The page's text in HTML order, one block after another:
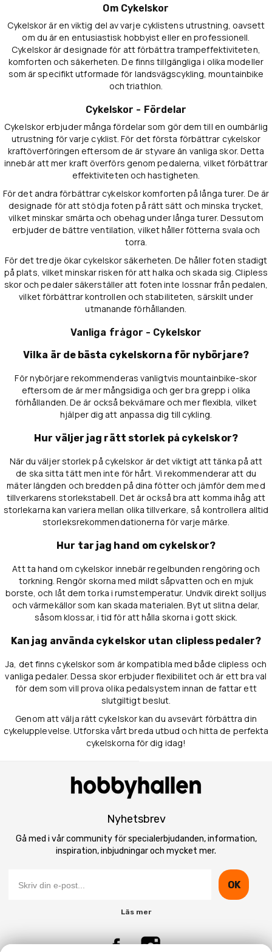
Om Cykelskor
Cykelskor är en viktig del av varje cyklistens utrustning, oavsett
om du är en entusiastisk hobbyist eller en professionell.
Cykelskor är designade för att förbättra trampeffektiviteten,
komforten och säkerheten. De finns tillgängliga i olika modeller
som är specifikt utformade för landsvägscykling, mountainbike
och triathlon.
Cykelskor - Fördelar
Cykelskor erbjuder många fördelar som gör dem till en oumbärlig
utrustning för varje cyklist. För det första förbättrar cykelskor
kraftöverföringen eftersom de är styvare än vanliga skor. Detta
innebär att mer kraft överförs genom pedalerna, vilket förbättrar
effektiviteten och hastigheten.
För det andra förbättrar cykelskor komforten på långa turer. De är
designade för att stödja foten på rätt sätt och minska trycket,
vilket minskar smärta och obehag under långa turer. Dessutom
erbjuder de bättre ventilation, vilket håller fötterna svala och
torra.
För det tredje ökar cykelskor säkerheten. De håller foten stadigt
på plats, vilket minskar risken för att halka och skada sig. Clipless
skor och pedaler säkerställer att foten inte lossnar från pedalen,
vilket förbättrar kontrollen och stabiliteten, särskilt under
utmanande förhållanden.
Vanliga frågor - Cykelskor
Vilka är de bästa cykelskorna för nybörjare?
För nybörjare rekommenderas vanligtvis mountainbike-skor
eftersom de är mer mångsidiga och ger bra grepp i olika
förhållanden. De är också bekvämare och mer flexibla, vilket
hjälper dig att anpassa dig till cykling.
Hur väljer jag rätt storlek på cykelskor?
När du väljer storlek på cykelskor är det viktigt att tänka på att
de ska sitta tätt men inte för hårt. Vi rekommenderar att du
mäter längden och bredden på dina fötter och jämför dem med
tillverkarens storlekstabell. Det är också bra att komma ihåg att
storlekarna kan variera mellan olika tillverkare, så kontrollera alltid
storleksrekommendationerna för varje märke.
Hur tar jag hand om cykelskor?
Att ta hand om cykelskor innebär regelbunden rengöring och
torkning. Rengör skorna med mildt såpvatten och en mjuk
borste, och låt dem torka i rumstemperatur. Undvik direkt solljus
och värmekällor som kan skada materialen. Byt ut slitna delar,
såsom klossar, i tid för att hålla skorna i gott skick.
Kan jag använda cykelskor utan clipless pedaler?
Ja, det finns cykelskor som är kompatibla med både clipless och
vanliga pedaler. Dessa skor erbjuder flexibilitet och är ett bra val
för dem som vill prova olika pedalsystem innan de fattar ett
slutgiltigt beslut.
Genom att välja rätt cykelskor kan du avsevärt förbättra din
cykelupplevelse. Utforska vårt breda utbud och hitta de perfekta
cykelskorna för dig idag!
Nyhetsbrev
Gå med i vår community för specialerbjudanden, information,
inspiration, inbjudningar och mycket mer.
OK
Läs mer